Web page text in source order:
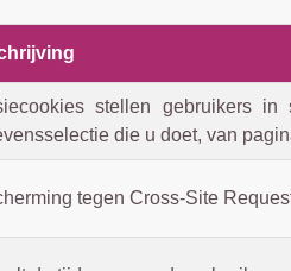
stellen gebruikers
die u doet, van
tegen Cross-Site